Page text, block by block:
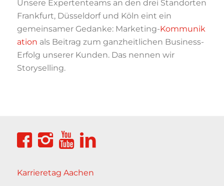
Unsere Expertenteams an den drei Standorten
Frankfurt, Düsseldorf und Köln eint ein
gemeinsamer Gedanke: Marketing-Kommunik
ation als Beitrag zum ganzheitlichen Business-
Erfolg unserer Kunden. Das nennen wir
Storyselling.
Karrieretag Aachen